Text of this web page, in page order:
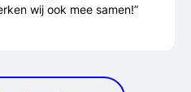
wij ook mee samen!”